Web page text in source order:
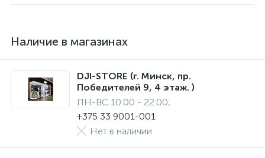
Наличие в магазинах
DJI-STORE (г. Минск, пр.
Победителей 9, 4 этаж. )
ПН-ВС 10:00 - 22:00;
+375 33 9001-001
Нет в наличии